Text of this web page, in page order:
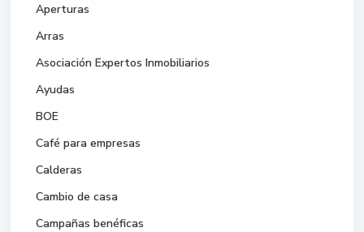
Aperturas
Arras
Asociación Expertos Inmobiliarios
Ayudas
BOE
Café para empresas
Calderas
Cambio de casa
Campañas benéficas